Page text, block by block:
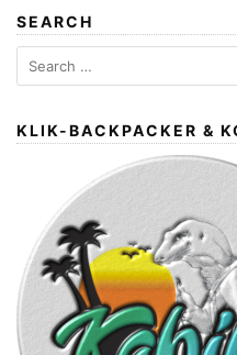
SEARCH
Search
for:
KLIK-BACKPACKER &